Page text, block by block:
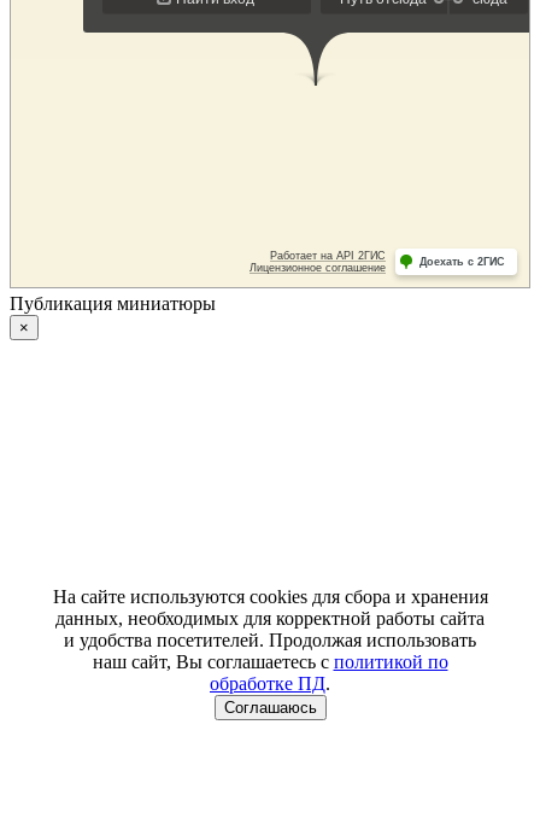
Публикация миниатюры
×
На сайте используются cookies для сбора и хранения
данных, необходимых для корректной работы сайта
и удобства посетителей. Продолжая использовать
наш сайт, Вы соглашаетесь с политикой по
обработке ПД.
Соглашаюсь